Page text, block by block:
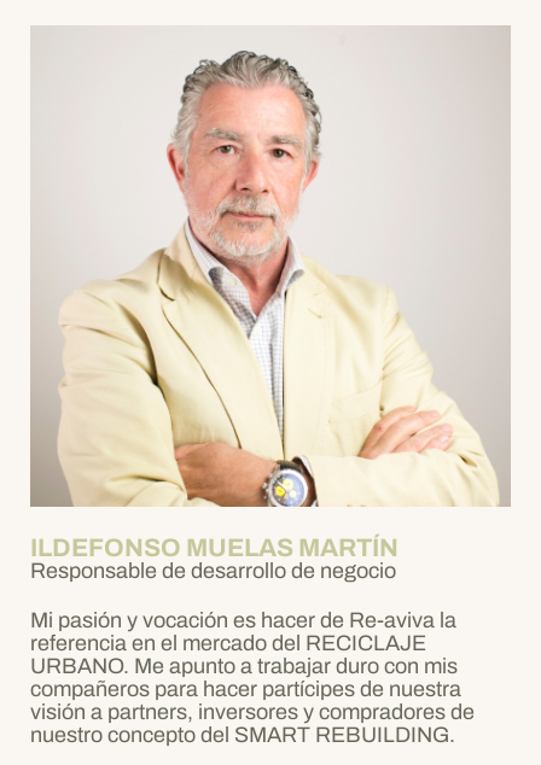
ILDEFONSO MUELAS MARTÍN
Responsable de desarrollo de negocio
Mi pasión y vocación es hacer de Re-aviva la
referencia en el mercado del RECICLAJE
URBANO. Me apunto a trabajar duro con mis
compañeros para hacer partícipes de nuestra
visión a partners, inversores y compradores de
nuestro concepto del SMART REBUILDING.